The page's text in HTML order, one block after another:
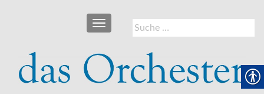
Suche
nach:
SCHALTE NAVIGATION